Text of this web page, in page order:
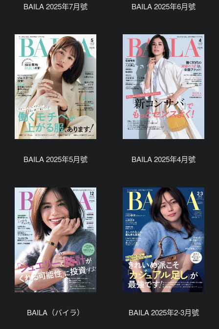
BAILA 2025年7月號 BAILA 2025年6月號
BAILA 2025年5月號 BAILA 2025年4月號
BAILA（バイラ） BAILA 2025年2-3月號